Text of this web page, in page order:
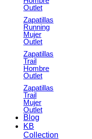
Outlet
Zapatillas
Running
Mujer
Outlet
Zapatillas
Trail
Hombre
Outlet
Zapatillas
Trail
Mujer
Outlet
Blog
KB
Collection